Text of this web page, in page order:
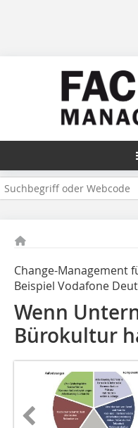
Change-Management
Beispiel ­Vodafone
Wenn
Bürokultur